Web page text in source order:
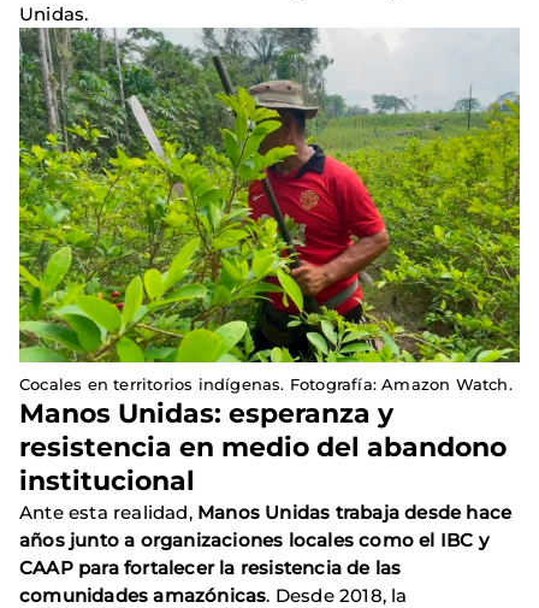
Unidas.
Cocales en territorios indígenas. Fotografía: Amazon Watch.
Manos Unidas: esperanza y
resistencia en medio del abandono
institucional
Ante esta realidad, Manos Unidas trabaja desde hace
años junto a organizaciones locales como el IBC y
CAAP para fortalecer la resistencia de las
comunidades amazónicas. Desde 2018, la